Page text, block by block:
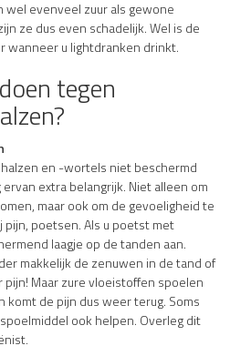
evenveel zuur als gewone
ze dus even schadelijk. Wel is de
wanneer u lightdranken drinkt.
tegen
en -wortels niet beschermd
extra belangrijk. Niet alleen om
maar ook om de gevoeligheid te
pijn, poetsen. Als u poetst met
laagje op de tanden aan.
makkelijk de zenuwen in de tand of
Maar zure vloeistoffen spoelen
komt de pijn dus weer terug. Soms
ook helpen. Overleg dit